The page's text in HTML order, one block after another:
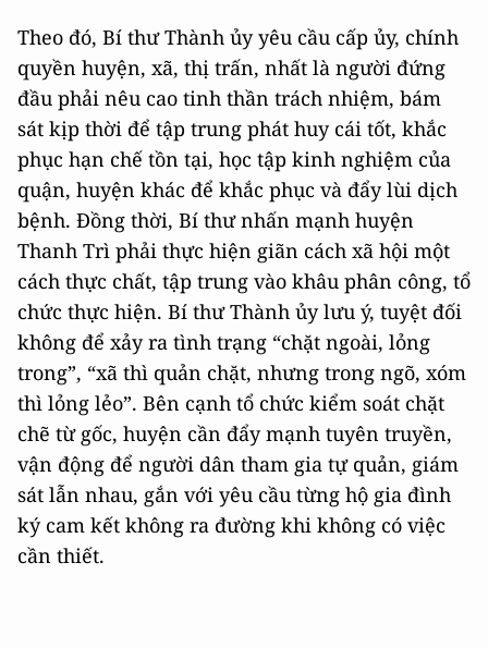
Theo đó, Bí thư Thành ủy yêu cầu cấp ủy, chính
quyền huyện, xã, thị trấn, nhất là người đứng
đầu phải nêu cao tinh thần trách nhiệm, bám
sát kịp thời để tập trung phát huy cái tốt, khắc
phục hạn chế tồn tại, học tập kinh nghiệm của
quận, huyện khác để khắc phục và đẩy lùi dịch
bệnh. Đồng thời, Bí thư nhấn mạnh huyện
Thanh Trì phải thực hiện giãn cách xã hội một
cách thực chất, tập trung vào khâu phân công, tổ
chức thực hiện. Bí thư Thành ủy lưu ý, tuyệt đối
không để xảy ra tình trạng “chặt ngoài, lỏng
trong”, “xã thì quản chặt, nhưng trong ngõ, xóm
thì lỏng lẻo”. Bên cạnh tổ chức kiểm soát chặt
chẽ từ gốc, huyện cần đẩy mạnh tuyên truyền,
vận động để người dân tham gia tự quản, giám
sát lẫn nhau, gắn với yêu cầu từng hộ gia đình
ký cam kết không ra đường khi không có việc
cần thiết.